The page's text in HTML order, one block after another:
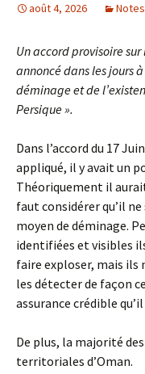
août 4, 2026
Un accord provisoire
annoncé dans les jours
déminage et de
Persique ».
Dans l’accord du 17
appliqué, il y avait un
Théoriquement il
faut considérer qu’il ne
moyen de déminage.
identifiées et visibles
faire exploser, mais ils
les détecter de façon
assurance crédible
De plus, la majorité
territoriales d’Oman.